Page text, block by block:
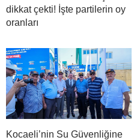
dikkat çekti! İşte partilerin oy
oranları
Kocaeli’nin Su Güvenliğine